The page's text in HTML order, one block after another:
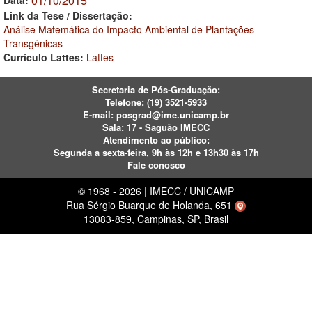
Link da Tese / Dissertação:
Análise Matemática do Impacto Ambiental de Plantações
Transgênicas
Currículo Lattes: Lattes
Secretaria de Pós-Graduação:
Telefone: (19) 3521-5933
E-mail: posgrad@ime.unicamp.br
Sala: 17 - Saguão IMECC
Atendimento ao público:
Segunda a sexta-feira, 9h às 12h e 13h30 às 17h
Fale conosco
© 1968 - 2026 | IMECC / UNICAMP
Rua Sérgio Buarque de Holanda, 651
13083-859, Campinas, SP, Brasil